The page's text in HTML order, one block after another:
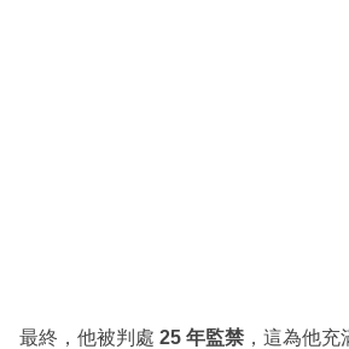
最終，他被判處 25 年監禁 ，這為他